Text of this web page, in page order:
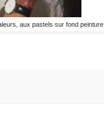
aux pastels sur fond peinture